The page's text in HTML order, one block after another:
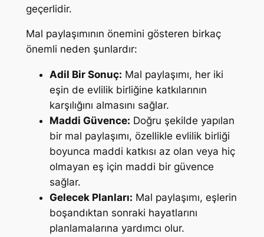
geçerlidir.
Mal paylaşımının önemini gösteren birkaç
önemli neden şunlardır:
Adil Bir Sonuç: Mal paylaşımı, her iki
eşin de evlilik birliğine katkılarının
karşılığını almasını sağlar.
Maddi Güvence: Doğru şekilde yapılan
bir mal paylaşımı, özellikle evlilik birliği
boyunca maddi katkısı az olan veya hiç
olmayan eş için maddi bir güvence
sağlar.
Gelecek Planları: Mal paylaşımı, eşlerin
boşandıktan sonraki hayatlarını
planlamalarına yardımcı olur.